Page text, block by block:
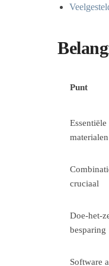
Punt
Essentiële
materialen
cruciaal
Doe-het-
besparing
Software